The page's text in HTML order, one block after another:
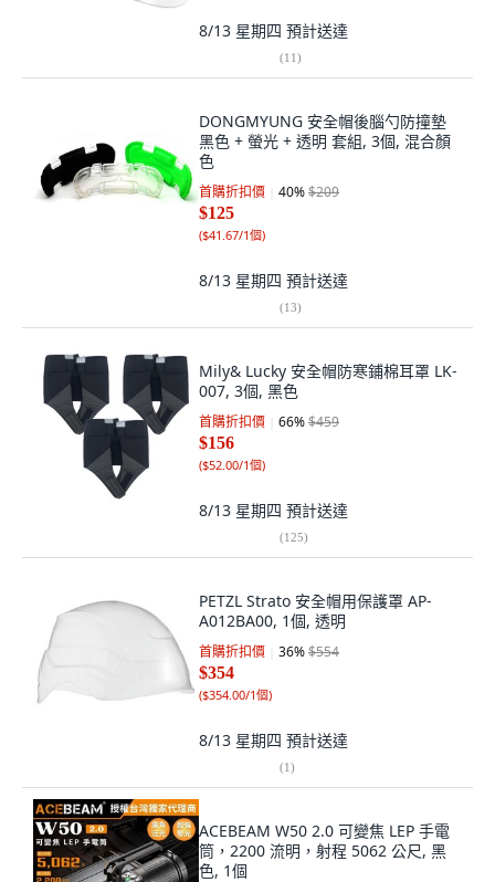
8/13 星期四 預計送達
(11)
DONGMYUNG 安全帽後腦勺防撞墊
黑色 + 螢光 + 透明 套組, 3個, 混合顏
色
首購折扣價 40%$209
$125
($41.67/1個)
8/13 星期四 預計送達
(13)
Mily& Lucky 安全帽防寒鋪棉耳罩 LK-
007, 3個, 黑色
首購折扣價 66%$459
$156
($52.00/1個)
8/13 星期四 預計送達
(125)
PETZL Strato 安全帽用保護罩 AP-
A012BA00, 1個, 透明
首購折扣價 36%$554
$354
($354.00/1個)
8/13 星期四 預計送達
(1)
ACEBEAM W50 2.0 可變焦 LEP 手電
筒，2200 流明，射程 5062 公尺, 黑
色, 1個